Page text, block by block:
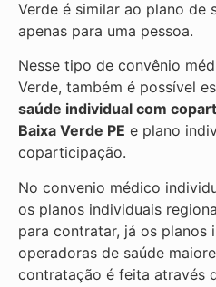
Verde é similar ao plano de
apenas para uma pessoa.
Nesse tipo de convênio
Verde, também é possível
saúde individual com
Baixa Verde PE e plano
coparticipação.
No convenio médico
os planos individuais
para contratar, já os planos
operadoras de saúde
contratação é feita através